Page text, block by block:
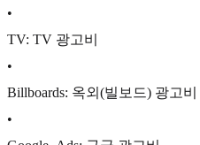
•
TV: TV 광고비
•
Billboards: 옥외(빌보드) 광고비
•